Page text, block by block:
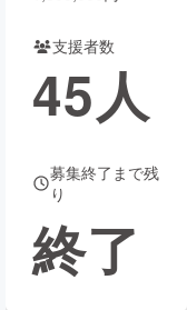
コミュニティ
支援者数
45人
募集終了まで残
り
終了